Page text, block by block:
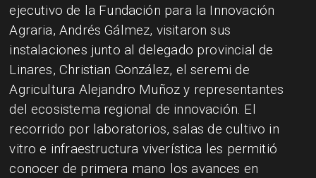
ejecutivo de la Fundación para la Innovación
Agraria, Andrés Gálmez, visitaron sus
instalaciones junto al delegado provincial de
Linares, Christian González, el seremi de
Agricultura Alejandro Muñoz y representantes
del ecosistema regional de innovación. El
recorrido por laboratorios, salas de cultivo in
vitro e infraestructura viverística les permitió
conocer de primera mano los avances en